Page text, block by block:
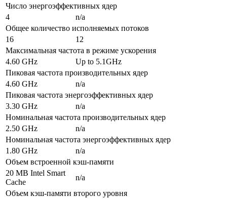
Число энергоэффективных ядер
4
n/a
Общее количество исполняемых потоков
16
12
Максимальная частота в режиме ускорения
4.60 GHz
Up to 5.1GHz
Пиковая частота производительных ядер
4.60 GHz
n/a
Пиковая частота энергоэффективных ядер
3.30 GHz
n/a
Номинальная частота производительных ядер
2.50 GHz
n/a
Номинальная частота энергоэффективных ядер
1.80 GHz
n/a
Объем встроенной кэш-памяти
20 MB Intel Smart
Cache
n/a
Объем кэш-памяти второго уровня